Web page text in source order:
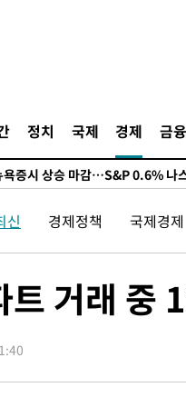
정치 국제 경제 금융
욕증시 상승 마감…S&P 0.6% 나
신 경제정책 국제경제
트 거래